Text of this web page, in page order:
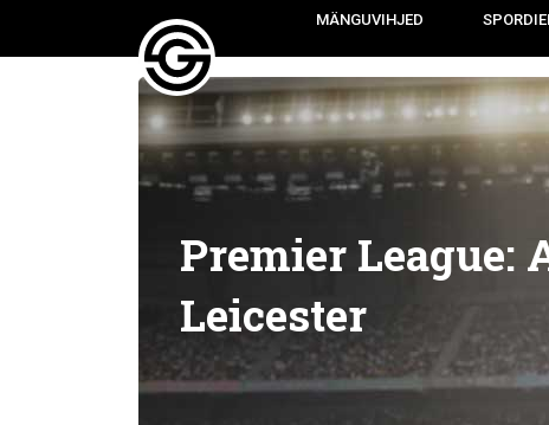
MÄNGUVIHJED
Premier League:
Leicester